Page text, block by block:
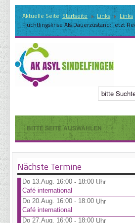
Aktuelle Seite: Startseite Links
Links
Flüchtlingskrise Als Dauerzustand: Jetzt
Nächste Termine
Do 13.Aug. 16:00 - 18:00 Uhr
Café international
Do 20.Aug. 16:00 - 18:00 Uhr
Café international
Do 27.Aug. 16:00 - 18:00 Uhr